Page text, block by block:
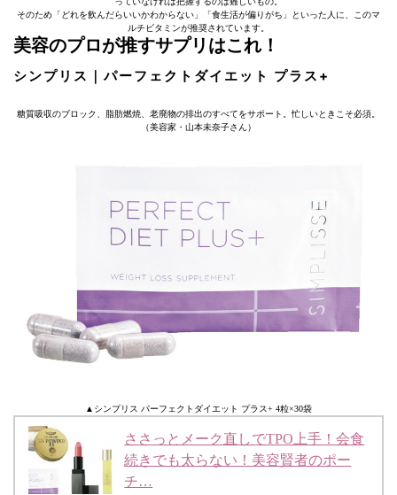
そのため「どれを飲んだらいいかわからない」「食生活が偏りがち」といった人に、このマ
ルチビタミンが推奨されています。
美容のプロが推すサプリはこれ！
シンプリス｜パーフェクトダイエット プラス+
糖質吸収のブロック、脂肪燃焼、老廃物の排出のすべてをサポート。忙しいときこそ必須。
（美容家・山本未奈子さん）
▲シンプリス パーフェクトダイエット プラス+ 4粒×30袋
ささっとメーク直しでTPO上手！会食
続きでも太らない！美容賢者のポー
チ…